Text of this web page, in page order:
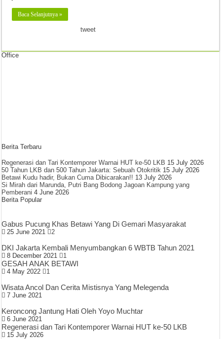
Baca Selanjutnya »
tweet
Office
Berita Terbaru
Regenerasi dan Tari Kontemporer Warnai HUT ke-50 LKB 15 July 2026
50 Tahun LKB dan 500 Tahun Jakarta: Sebuah Otokritik 15 July 2026
Betawi Kudu hadir, Bukan Cuma Dibicarakan!! 13 July 2026
Si Mirah dari Marunda, Putri Bang Bodong Jagoan Kampung yang
Pemberani 4 June 2026
Berita Popular
Gabus Pucung Khas Betawi Yang Di Gemari Masyarakat
25 June 2021 2
DKI Jakarta Kembali Menyumbangkan 6 WBTB Tahun 2021
8 December 2021 1
GESAH ANAK BETAWI
4 May 2022 1
Wisata Ancol Dan Cerita Mistisnya Yang Melegenda
7 June 2021
Keroncong Jantung Hati Oleh Yoyo Muchtar
6 June 2021
Regenerasi dan Tari Kontemporer Warnai HUT ke-50 LKB
15 July 2026